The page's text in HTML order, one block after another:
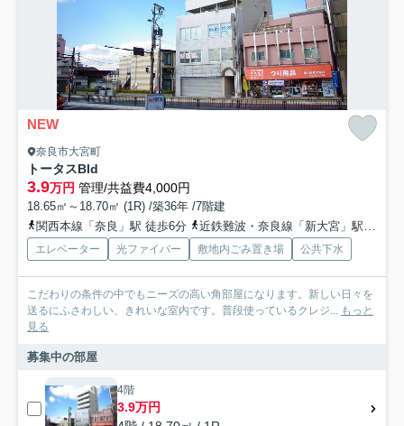
NEW
奈良市大宮町
トータスBld
3.9万円 管理/共益費4,000円
18.65㎡～18.70㎡ (1R) /築36年 /7階建
関西本線「奈良」駅 徒歩6分
近鉄難波・奈良線「新大宮」駅 徒歩8分
エレベーター 光ファイバー 敷地内ごみ置き場 公共下水
こだわりの条件の中でもニーズの高い角部屋になります。新しい日々を
送るにふさわしい、きれいな室内です。普段使っているクレジ... もっと
見る
募集中の部屋
4階
3.9万円